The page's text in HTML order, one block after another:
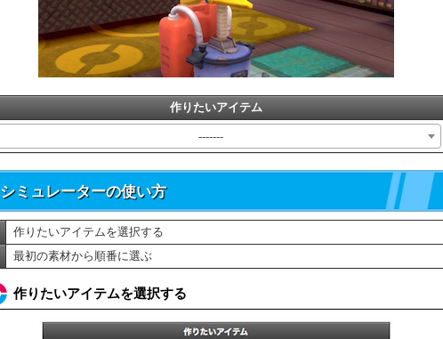
作りたいアイテム
-------
シミュレーターの使い方
作りたいアイテムを選択する
最初の素材から順番に選ぶ
作りたいアイテムを選択する